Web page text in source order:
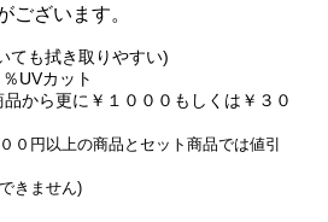
ございます。
ても拭き取りやすい)
UVカット
から更に￥１０００もしくは￥３０
０円以上の商品とセット商品では値引
きません)